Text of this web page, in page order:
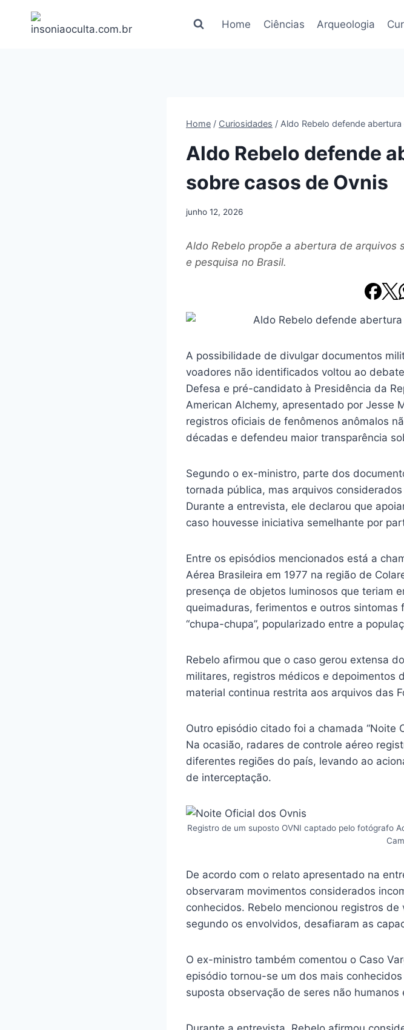
Home Ciências Arqueologia
Home / Curiosidades / Aldo Rebelo defende
Aldo Rebelo defende
sobre casos de Ovnis
junho 12, 2026
Aldo Rebelo propõe a abertura de arquivos
e pesquisa no Brasil.
A possibilidade de divulgar documentos
voadores não identificados voltou ao
Defesa e pré-candidato à Presidência da
American Alchemy, apresentado por Jesse
registros oficiais de fenômenos anômalos
décadas e defendeu maior transparência
Segundo o ex-ministro, parte dos
tornada pública, mas arquivos
Durante a entrevista, ele declarou que
caso houvesse iniciativa semelhante por
Entre os episódios mencionados está a
Aérea Brasileira em 1977 na região de
presença de objetos luminosos que teriam
queimaduras, ferimentos e outros
“chupa-chupa”, popularizado entre a
Rebelo afirmou que o caso gerou extensa
militares, registros médicos e depoimentos
material continua restrita aos arquivos das
Outro episódio citado foi a chamada “Noite
Na ocasião, radares de controle aéreo
diferentes regiões do país, levando ao
de interceptação.
Registro de um suposto OVNI captado pelo fotógrafo
De acordo com o relato apresentado na
observaram movimentos considerados
conhecidos. Rebelo mencionou registros
segundo os envolvidos, desafiaram as
O ex-ministro também comentou o Caso
episódio tornou-se um dos mais
suposta observação de seres não